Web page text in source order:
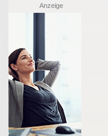
Anzeige